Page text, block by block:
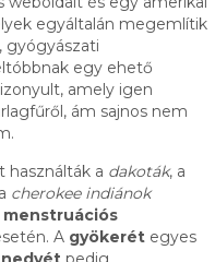
egyáltalán megemlítik
gyógyászati
egy ehető
amely igen
ám sajnos nem
használták a dakoták, a
cherokee indiánok
menstruációs
A gyökerétegyes